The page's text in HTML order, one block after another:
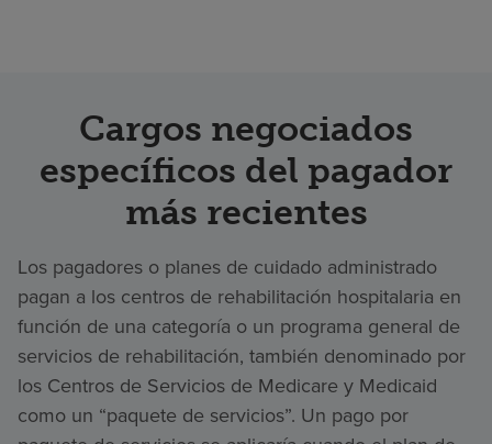
Cargos negociados
específicos del pagador
más recientes
Los pagadores o planes de cuidado administrado
pagan a los centros de rehabilitación hospitalaria en
función de una categoría o un programa general de
servicios de rehabilitación, también denominado por
los Centros de Servicios de Medicare y Medicaid
como un “paquete de servicios”. Un pago por